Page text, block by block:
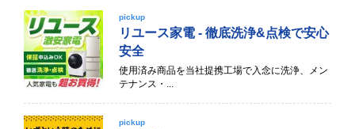
pickup
リユース家電 - 徹底洗浄&点検で安心
安全
使用済み商品を当社提携工場で入念に洗浄、メン
テナンス・...
pickup